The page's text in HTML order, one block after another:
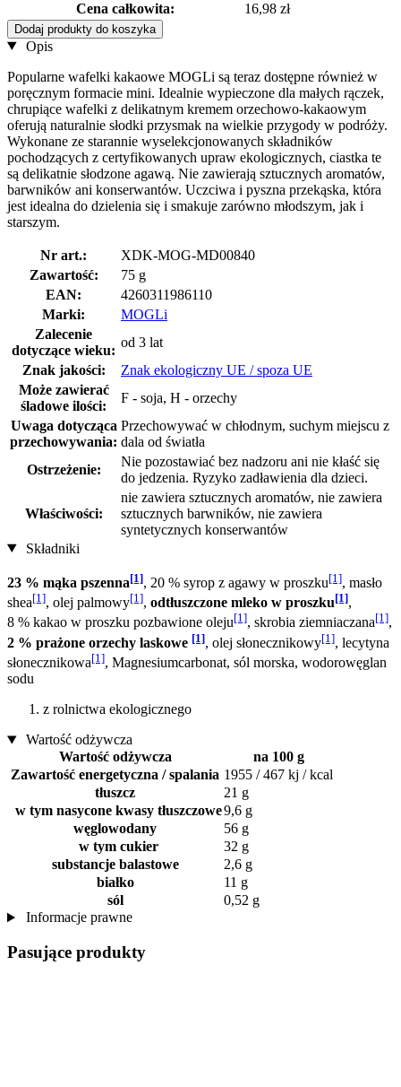
Cena całkowita:
16,98 zł
Dodaj produkty do koszyka
Opis
Popularne wafelki kakaowe MOGLi są teraz dostępne również w
poręcznym formacie mini. Idealnie wypieczone dla małych rączek,
chrupiące wafelki z delikatnym kremem orzechowo-kakaowym
oferują naturalnie słodki przysmak na wielkie przygody w podróży.
Wykonane ze starannie wyselekcjonowanych składników
pochodzących z certyfikowanych upraw ekologicznych, ciastka te
są delikatnie słodzone agawą. Nie zawierają sztucznych aromatów,
barwników ani konserwantów. Uczciwa i pyszna przekąska, która
jest idealna do dzielenia się i smakuje zarówno młodszym, jak i
starszym.
Nr art.:
XDK-MOG-MD00840
Zawartość:
75 g
EAN:
4260311986110
Marki:
MOGLi
Zalecenie
dotyczące wieku:
od 3 lat
Znak jakości:
Znak ekologiczny UE / spoza UE
Może zawierać
śladowe ilości:
F - soja, H - orzechy
Uwaga dotycząca
przechowywania:
Przechowywać w chłodnym, suchym miejscu z
dala od światła
Ostrzeżenie:
Nie pozostawiać bez nadzoru ani nie kłaść się
do jedzenia. Ryzyko zadławienia dla dzieci.
Właściwości:
nie zawiera sztucznych aromatów, nie zawiera
sztucznych barwników, nie zawiera
syntetycznych konserwantów
Składniki
23 % mąka pszenna[1], 20 % syrop z agawy w proszku[1], masło
shea[1], olej palmowy[1], odtłuszczone mleko w proszku[1],
8 % kakao w proszku pozbawione oleju[1], skrobia ziemniaczana[1],
2 % prażone orzechy laskowe [1], olej słonecznikowy[1], lecytyna
słonecznikowa[1], Magnesiumcarbonat, sól morska, wodorowęglan
sodu
z rolnictwa ekologicznego
Wartość odżywcza
Wartość odżywcza
na 100 g
Zawartość energetyczna / spalania 1955 / 467 kj / kcal
tłuszcz
21 g
w tym nasycone kwasy tłuszczowe9,6 g
węglowodany
56 g
w tym cukier
32 g
substancje balastowe
2,6 g
białko
11 g
sól
0,52 g
Informacje prawne
Pasujące produkty